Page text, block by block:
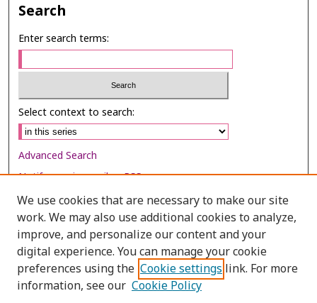
Search
Enter search terms:
Select context to search:
Advanced Search
Notify me via email orRSS
Browse
Collections
Disciplines
Authors
We use cookies that are necessary to make our site
work. We may also use additional cookies to analyze,
improve, and personalize our content and your
digital experience. You can manage your cookie
preferences using the Cookie settings link. For more
information, see our Cookie Policy